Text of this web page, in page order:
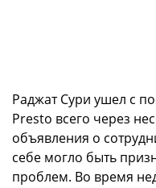
Раджат Сури ушел с
Presto всего через
объявления о
себе могло быть
проблем. Во время